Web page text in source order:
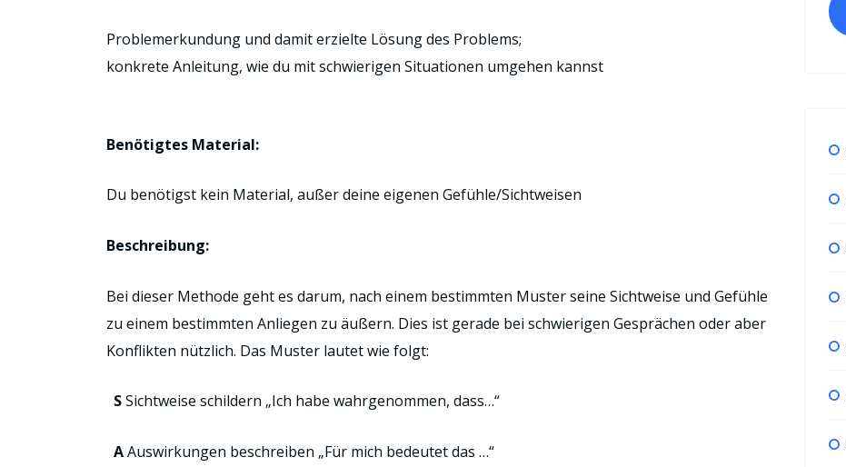
Problemerkundung und damit erzielte Lösung des Problems;
konkrete Anleitung, wie du mit schwierigen Situationen umgehen kannst
Benötigtes Material:
Du benötigst kein Material, außer deine eigenen Gefühle/Sichtweisen
Beschreibung:
Bei dieser Methode geht es darum, nach einem bestimmten Muster seine Sichtweise und Gefühle
zu einem bestimmten Anliegen zu äußern. Dies ist gerade bei schwierigen Gesprächen oder aber
Konflikten nützlich. Das Muster lautet wie folgt:
SSichtweise schildern „Ich habe wahrgenommen, dass…“
AAuswirkungen beschreiben „Für mich bedeutet das …“